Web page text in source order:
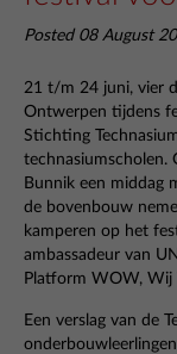
Posted 08 August
21 t/m 24 juni, vier
Ontwerpen tijdens
Stichting
technasiumscholen.
Bunnik een middag
de bovenbouw
kamperen op het
ambassadeur van
Platform WOW, Wij
Een verslag van de